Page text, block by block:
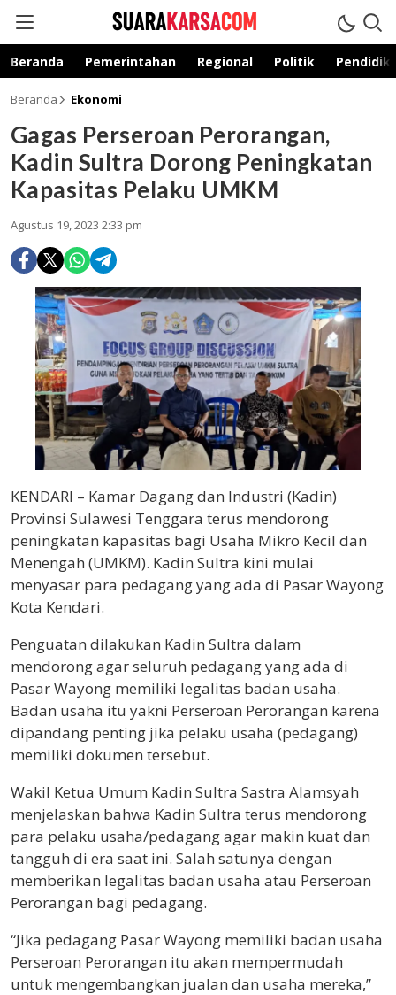
suarakarsa.com
Informasi terpercaya
Beranda Pemerintahan Regional Politik
Beranda Ekonomi
Gagas Perseroan Perorangan,
Kadin Sultra Dorong Peningkatan
Kapasitas Pelaku UMKM
Agustus 19, 2023 2:33 pm
KENDARI – Kamar Dagang dan Industri (Kadin)
Provinsi Sulawesi Tenggara terus mendorong
peningkatan kapasitas bagi Usaha Mikro Kecil dan
Menengah (UMKM). Kadin Sultra kini mulai
menyasar para pedagang yang ada di Pasar Wayong
Kota Kendari.
Penguatan dilakukan Kadin Sultra dalam
mendorong agar seluruh pedagang yang ada di
Pasar Wayong memiliki legalitas badan usaha.
Badan usaha itu yakni Perseroan Perorangan karena
dipandang penting jika pelaku usaha (pedagang)
memiliki dokumen tersebut.
Wakil Ketua Umum Kadin Sultra Sastra Alamsyah
menjelaskan bahwa Kadin Sultra terus mendorong
para pelaku usaha/pedagang agar makin kuat dan
tangguh di era saat ini. Salah satunya dengan
memberikan legalitas badan usaha atau Perseroan
Perorangan bagi pedagang.
“Jika pedagang Pasar Wayong memiliki badan usaha
Perseroan Perorangan itu akan mempermudah
untuk mengembangkan jualan dan usaha mereka,”